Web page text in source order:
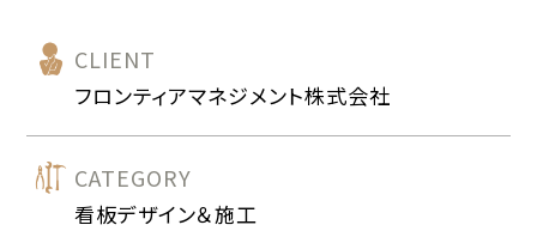
CLIENT
フロンティアマネジメント株式会社
CATEGORY
看板デザイン＆施工